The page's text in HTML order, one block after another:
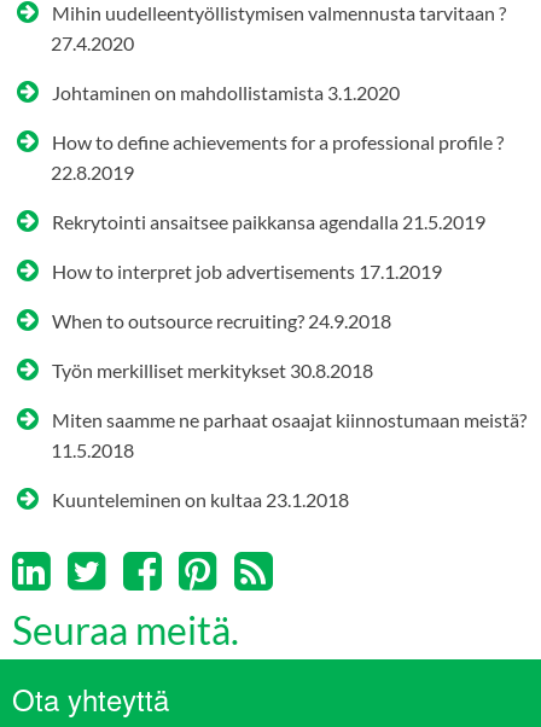
Mihin uudelleentyöllistymisen valmennusta tarvitaan ?
27.4.2020
Johtaminen on mahdollistamista 3.1.2020
How to define achievements for a professional profile ?
22.8.2019
Rekrytointi ansaitsee paikkansa agendalla 21.5.2019
How to interpret job advertisements 17.1.2019
When to outsource recruiting? 24.9.2018
Työn merkilliset merkitykset 30.8.2018
Miten saamme ne parhaat osaajat kiinnostumaan meistä?
11.5.2018
Kuunteleminen on kultaa 23.1.2018
Seuraa meitä.
Ota yhteyttä